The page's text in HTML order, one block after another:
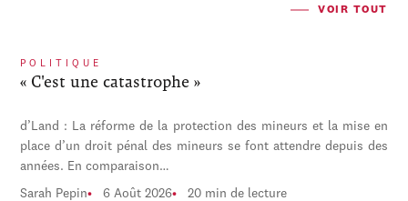
VOIR TOUT
POLITIQUE
« C'est une catastrophe »
d’Land : La réforme de la protection des mineurs et la mise en
place d’un droit pénal des mineurs se font attendre depuis des
années. En comparaison…
Sarah Pepin 6 Août 2026 20 min de lecture